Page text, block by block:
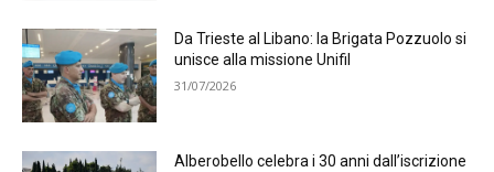
Da Trieste al Libano: la Brigata Pozzuolo si
unisce alla missione Unifil
31/07/2026
Alberobello celebra i 30 anni dall’iscrizione